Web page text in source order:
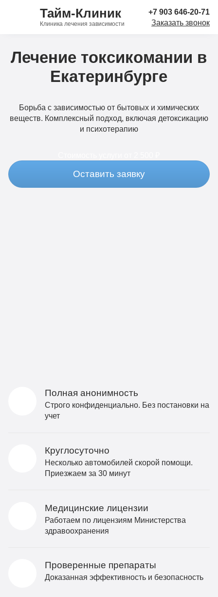
Тайм-Клиник
Клиника лечения зависимости
+7 903 646-20-71
Заказать звонок
Лечение токсикомании в
Екатеринбурге
Борьба с зависимостью от бытовых и химических
веществ. Комплексный подход, включая детоксикацию
и психотерапию
Оставить заявку
Полная анонимность
Строго конфиденциально. Без постановки на
учет
Круглосуточно
Несколько автомобилей скорой помощи.
Приезжаем за 30 минут
Медицинские лицензии
Работаем по лицензиям Министерства
здравоохранения
Проверенные препараты
Доказанная эффективность и безопасность